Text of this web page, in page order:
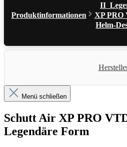
Produktinformationen
II
XP PRO
Helm-
Menü schließen
Schutt Air XP PRO
Legendäre Form